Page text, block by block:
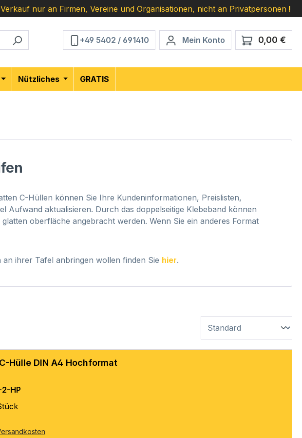
Verkauf nur an Firmen, Vereine und Organisationen, nicht an Privatpersonen !
+49 5402 / 691410 Mein Konto 0,00 €
Nützliches GRATIS
C-Hüllen können Sie Ihre Kundeninformationen, Preislisten,
Aufwand aktualisieren. Durch das doppelseitige Klebeband können
oberfläche angebracht werden. Wenn Sie ein anderes Format
ihrer Tafel anbringen wollen finden Sie hier.
Hülle DIN A4 Hochformat
HP